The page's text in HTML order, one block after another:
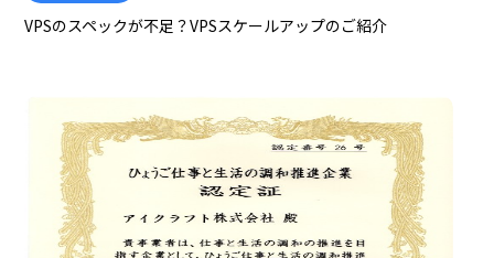
VPSのスペックが不足？VPSスケールアップのご紹介